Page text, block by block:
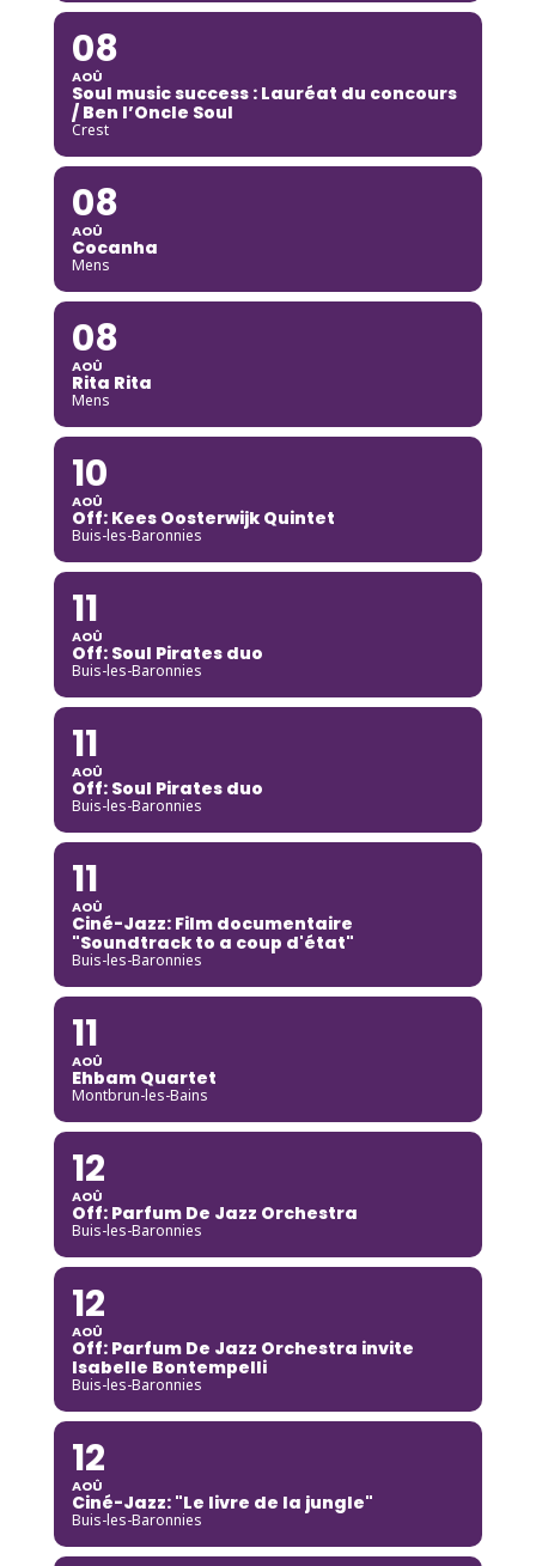
08
AOÛ
Soul music success : Lauréat du concours
/ Ben l’Oncle Soul
Crest
08
AOÛ
Cocanha
Mens
08
AOÛ
Rita Rita
Mens
10
AOÛ
Off: Kees Oosterwijk Quintet
Buis-les-Baronnies
11
AOÛ
Off: Soul Pirates duo
Buis-les-Baronnies
11
AOÛ
Off: Soul Pirates duo
Buis-les-Baronnies
11
AOÛ
Ciné-Jazz: Film documentaire
"Soundtrack to a coup d'état"
Buis-les-Baronnies
11
AOÛ
Ehbam Quartet
Montbrun-les-Bains
12
AOÛ
Off: Parfum De Jazz Orchestra
Buis-les-Baronnies
12
AOÛ
Off: Parfum De Jazz Orchestra invite
Isabelle Bontempelli
Buis-les-Baronnies
12
AOÛ
Ciné-Jazz: "Le livre de la jungle"
Buis-les-Baronnies